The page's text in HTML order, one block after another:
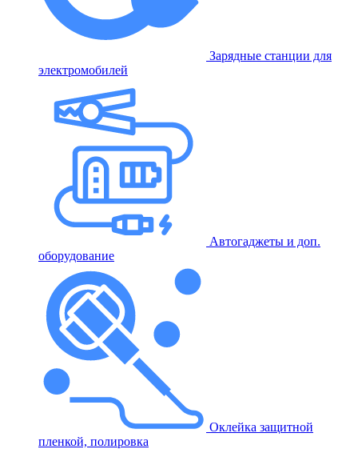
Зарядные станции для
электромобилей
Автогаджеты и доп.
оборудование
Оклейка защитной
пленкой, полировка